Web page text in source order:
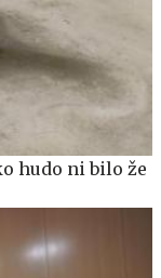
hudo ni bilo že